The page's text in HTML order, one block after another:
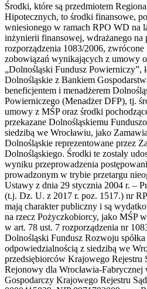
Środki, które są przedmiotem
Hipotecznych, to środki finansowe,
wniesionego w ramach RPO WD na
inżynierii finansowej, wdrażanego na
rozporządzenia 1083/2006, zwrócone
zobowiązań wynikających z umowy
„Dolnośląski Fundusz Powierniczy”,
Dolnośląskie z Bankiem
beneficjentem i menadżerem
Powierniczego (Menadżer DFP), tj.
umowy z MŚP oraz środki
przekazane Dolnośląskiemu
siedzibą we Wrocławiu, jako
Dolnośląskie reprezentowane przez
Dolnośląskiego. Środki te zostały
wyniku przeprowadzenia
prowadzonym w trybie przetargu
Ustawy z dnia 29 stycznia 2004 r. –
(t.j. Dz. U. z 2017 r. poz. 1517.) nr
mają charakter publiczny i są
na rzecz Pożyczkobiorcy, jako MŚP
w art. 78 ust. 7 rozporządzenia nr
Dolnośląski Fundusz Rozwoju
odpowiedzialnością z siedzibą we
przedsiębiorców Krajowego Rejestru
Rejonowy dla Wrocławia-Fabrycznej
Gospodarczy Krajowego Rejestru